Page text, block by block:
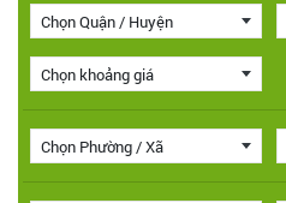
Chọn Quận / Huyện
Chọn khoảng giá
Chọn Phường / Xã